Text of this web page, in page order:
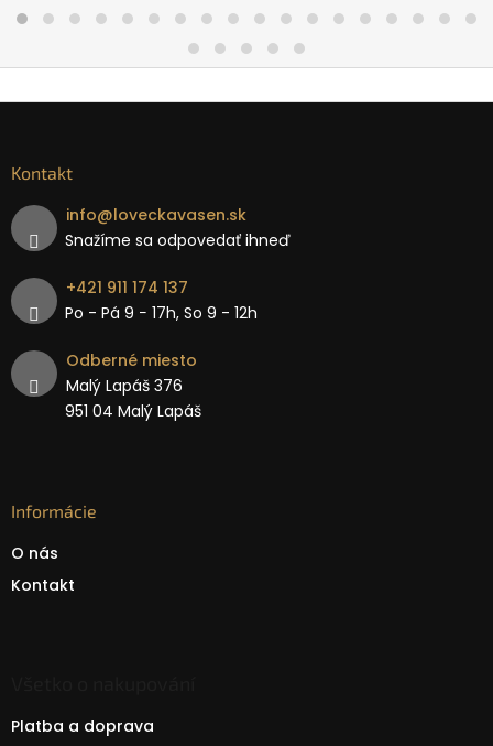
Kontakt
info@loveckavasen.sk
Snažíme sa odpovedať ihneď
+421 911 174 137
Po - Pá 9 − 17h, So 9 - 12h
Odberné miesto
Malý Lapáš 376
951 04 Malý Lapáš
Informácie
O nás
Kontakt
Platba a doprava